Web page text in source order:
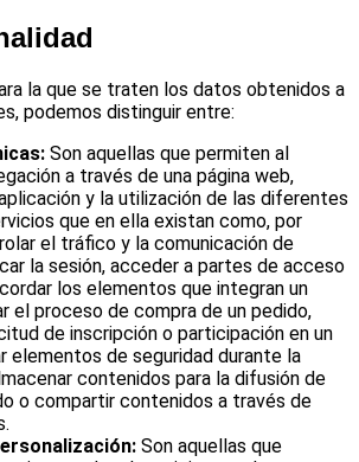
la que se traten los datos obtenidos a
podemos distinguir entre:
Son aquellas que permiten al
a través de una página web,
y la utilización de las diferentes
que en ella existan como, por
el tráfico y la comunicación de
la sesión, acceder a partes de acceso
los elementos que integran un
el proceso de compra de un pedido,
de inscripción o participación en un
elementos de seguridad durante la
contenidos para la difusión de
o compartir contenidos a través de
Son aquellas que